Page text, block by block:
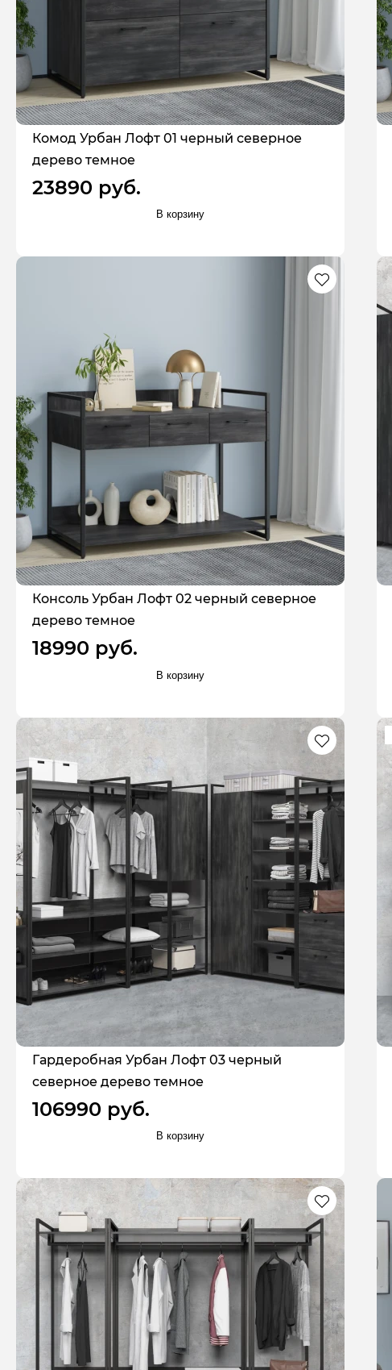
Комод Урбан Лофт 01 черный северное
дерево темное
23890 руб.
В корзину
Консоль Урбан Лофт 02 черный северное
дерево темное
18990 руб.
В корзину
Гардеробная Урбан Лофт 03 черный
северное дерево темное
106990 руб.
В корзину